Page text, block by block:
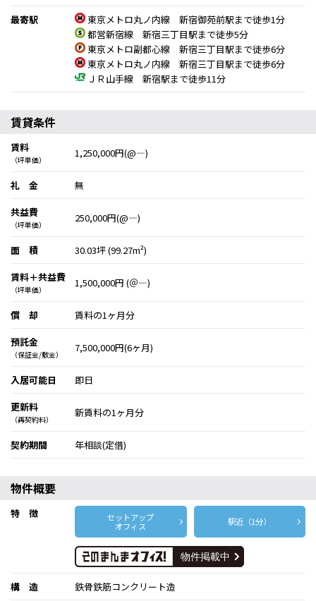
最寄駅
東京メトロ丸ノ内線 新宿御苑前駅まで徒歩1分
都営新宿線 新宿三丁目駅まで徒歩5分
東京メトロ副都心線 新宿三丁目駅まで徒歩6分
東京メトロ丸ノ内線 新宿三丁目駅まで徒歩6分
ＪＲ山手線 新宿駅まで徒歩11分
賃貸条件
賃料
（坪単価）
1,250,000円(@―)
礼 金
無
共益費
（坪単価）
250,000円(@―)
面 積
30.03坪 (99.27m²)
賃料＋共益費
（坪単価）
1,500,000円 (＠―)
償 却
賃料の1ヶ月分
預託金
（保証金/敷金）
7,500,000円(6ヶ月)
入居可能日
即日
更新料
（再契約料）
新賃料の1ヶ月分
契約期間 年相談(定借)
物件概要
特 徴
セットアップ
オフィス
駅近（1分）
構 造
鉄骨鉄筋コンクリート造